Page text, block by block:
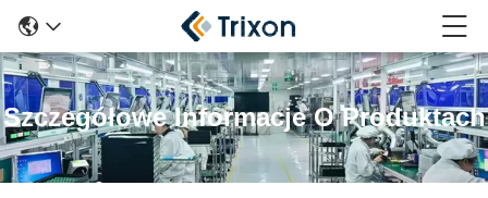
Szczegółowe Informacje O Produktach